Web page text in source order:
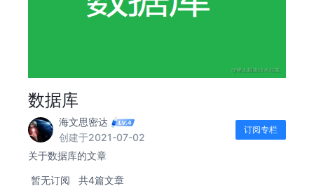
数据库
海文思密达
创建于2021-07-02
订阅专栏
关于数据库的文章
暂无订阅 共4篇文章